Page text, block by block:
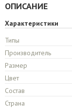
ОПИСАНИЕ
Характеристики
Типы
Производитель
Размер
Цвет
Состав
Страна